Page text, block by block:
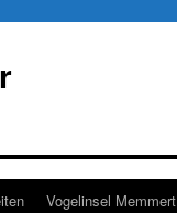
Vogelinsel Memmert